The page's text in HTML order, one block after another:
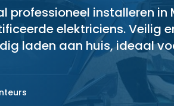
professioneel installeren in
elektriciens. Veilig
laden aan huis, ideaal